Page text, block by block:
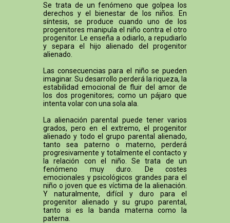
Se trata de un fenómeno que golpea los
derechos y el bienestar de los niños. En
síntesis, se produce cuando uno de los
progenitores manipula el niño contra el otro
progenitor. Le enseña a odiarlo, a repudiarlo
y separa el hijo alienado del progenitor
alienado.
Las consecuencias para el niño se pueden
imaginar. Su desarrollo perderá la riqueza, la
estabilidad emocional de fluir del amor de
los dos progenitores; como un pájaro que
intenta volar con una sola ala.
La alienación parental puede tener varios
grados, pero en el extremo, el progenitor
alienado y todo el grupo parental alienado,
tanto sea paterno o materno, perderá
progresivamente y totalmente el contacto y
la relación con el niño. Se trata de un
fenómeno muy duro. De costes
emocionales y psicológicos grandes para el
niño o joven que es víctima de la alienación.
Y naturalmente, difícil y duro para el
progenitor alienado y su grupo parental,
tanto si es la banda materna como la
paterna.